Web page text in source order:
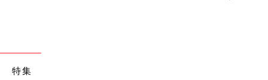
ットやシリコン製のマットがあるので、変えてみてはいかがでし
ょう。私も水切りかごは手放し、布製のマットに変えましたが全
特集